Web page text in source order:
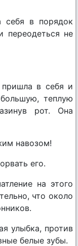
себя в порядок
переодеться не
пришла в себя и
теплую
рот. Она
навозом!
его.
на этого
что около
улыбка, против
белые зубы.